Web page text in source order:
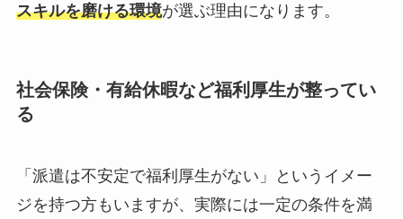
スキルを磨ける環境が選ぶ理由になります。
社会保険・有給休暇など福利厚生が整ってい
る
「派遣は不安定で福利厚生がない」というイメー
ジを持つ方もいますが、実際には一定の条件を満